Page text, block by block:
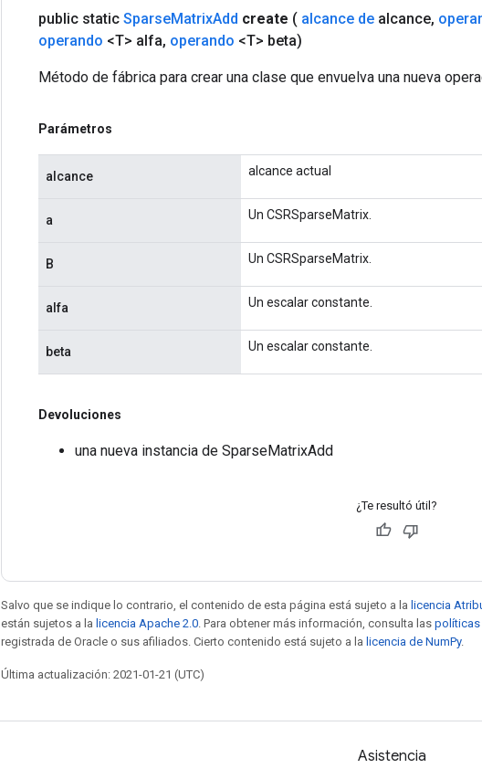
public static SparseMatrixAdd create ( alcance de alcance,
operando <T> alfa, operando <T> beta)
Método de fábrica para crear una clase que envuelva una nueva
Parámetros
alcance alcance actual
a Un CSRSparseMatrix.
B Un CSRSparseMatrix.
alfa Un escalar constante.
beta Un escalar constante.
Devoluciones
una nueva instancia de SparseMatrixAdd
¿Te resultó útil?
Salvo que se indique lo contrario, el contenido de esta página está sujeto a la licencia
están sujetos a la licencia Apache 2.0 . Para obtener más información, consulta las políticas
registrada de Oracle o sus afiliados. Cierto contenido está sujeto a la licencia de NumPy.
Última actualización: 2021-01-21 (UTC)
Asistencia